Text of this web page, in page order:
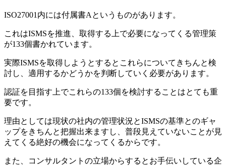
ISO27001内には付属書Aというものがあります。
これはISMSを推進、取得する上で必要になってくる管理策
が133個書かれています。
実際ISMSを取得しようとするとこれらについてきちんと検
討し、適用するかどうかを判断していく必要があります。
認証を目指す上でこれらの133個を検討することはとても重
要です。
理由としては現状の社内の管理状況とISMSの基準とのギャ
ップをきちんと把握出来ますし、普段見えていないことが見
えてくる絶好の機会になってくるからです。
また、コンサルタントの立場からするとお手伝いしている企